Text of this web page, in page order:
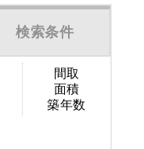
検索条件
間取
面積
築年数